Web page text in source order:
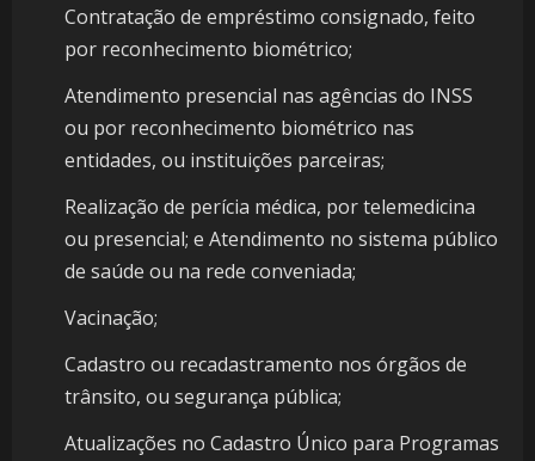
Contratação de empréstimo consignado, feito
por reconhecimento biométrico;
Atendimento presencial nas agências do INSS
ou por reconhecimento biométrico nas
entidades, ou instituições parceiras;
Realização de perícia médica, por telemedicina
ou presencial; e Atendimento no sistema público
de saúde ou na rede conveniada;
Vacinação;
Cadastro ou recadastramento nos órgãos de
trânsito, ou segurança pública;
Atualizações no Cadastro Único para Programas